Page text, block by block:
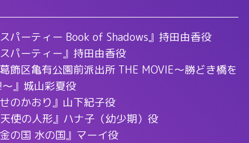
スパーティー Book of Shadows』持田由香役
パーティー』持田由香役
飾区亀有公園前派出所 THE MOVIE～勝どき橋を
』城山彩夏役
のかおり』山下紀子役
天使の人形』ハナ子（幼少期）役
の国 水の国』マーイ役